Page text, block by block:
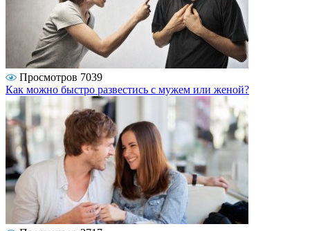
Просмотров 7039
Как можно быстро развестись с мужем или женой?